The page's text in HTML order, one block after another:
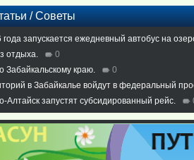
/ Советы
запускается ежедневный автобус на
отдыха.
0
Забайкальскому краю.
0
в Забайкалье войдут в федеральный
Алтайск запустят субсидированный рейс.